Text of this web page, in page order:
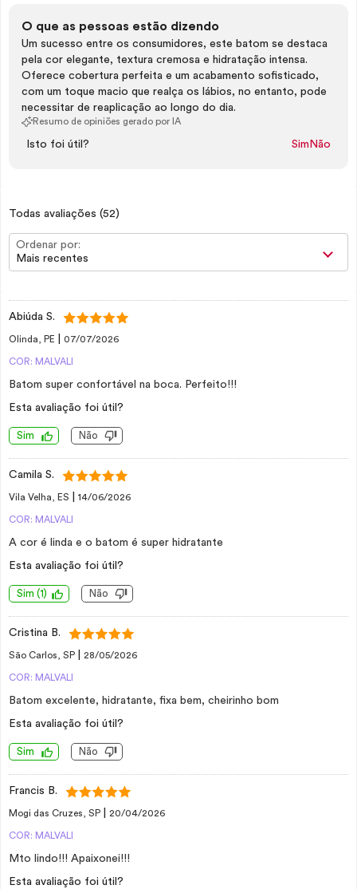
O que as pessoas estão dizendo
Um sucesso entre os consumidores, este batom se destaca
pela cor elegante, textura cremosa e hidratação intensa.
Oferece cobertura perfeita e um acabamento sofisticado,
com um toque macio que realça os lábios, no entanto, pode
necessitar de reaplicação ao longo do dia.
Resumo de opiniões gerado por IA
Isto foi útil? Sim Não
Todas avaliações (52)
Ordenar por:
Mais recentes
Abiúda S.
Olinda, PE 07/07/2026
COR: MALVALI
Batom super confortável na boca. Perfeito!!!
Esta avaliação foi útil?
Sim Não
Camila S.
Vila Velha, ES 14/06/2026
COR: MALVALI
A cor é linda e o batom é super hidratante
Esta avaliação foi útil?
Sim (1) Não
Cristina B.
São Carlos, SP 28/05/2026
COR: MALVALI
Batom excelente, hidratante, fixa bem, cheirinho bom
Esta avaliação foi útil?
Sim Não
Francis B.
Mogi das Cruzes, SP 20/04/2026
COR: MALVALI
Mto lindo!!! Apaixonei!!!
Esta avaliação foi útil?